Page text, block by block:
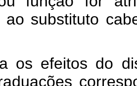
ao substituto
os efeitos do